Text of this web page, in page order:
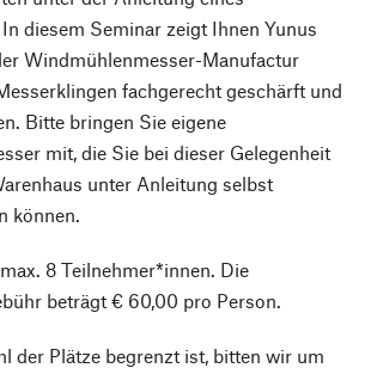
diesem Seminar zeigt Ihnen Yunus
Windmühlenmesser-Manufactur
fachgerecht geschärft und
Bitte bringen Sie eigene
mit, die Sie bei dieser Gelegenheit
unter Anleitung selbst
können.
8 Teilnehmer*innen. Die
beträgt € 60,00 pro Person.
der Plätze begrenzt ist, bitten wir um